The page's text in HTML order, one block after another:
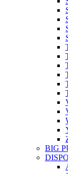
BIG